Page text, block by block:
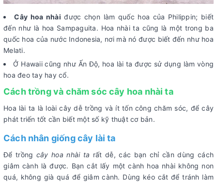
Cây hoa nhài được chọn làm quốc hoa của Philippin; biết
đến như là hoa Sampaguita. Hoa nhài ta cũng là một trong ba
quốc hoa của nước Indonesia, nơi mà nó được biết đến như hoa
Melati.
Ở Hawaii cũng như Ấn Độ, hoa lài ta được sử dụng làm vòng
hoa đeo tay hay cổ.
Cách trồng và chăm sóc cây hoa nhài ta
Hoa lài ta là loài cây dễ trồng và ít tốn công chăm sóc, để cây
phát triến tốt cần biết một số kỹ thuật cơ bản.
Cách nhân giống cây lài ta
Để trồng cây hoa nhài ta rất dễ, các bạn chỉ cần dùng cách
giâm cành là được. Bạn cắt lấy một cành hoa nhài không non
quá, không già quá để giâm cành. Dùng kéo cắt để tránh làm